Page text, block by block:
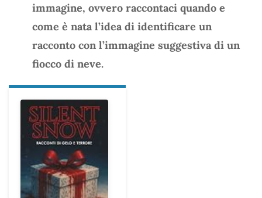
immagine, ovvero raccontaci quando e
come è nata l’idea di identificare un
racconto con l’immagine suggestiva di un
fiocco di neve.